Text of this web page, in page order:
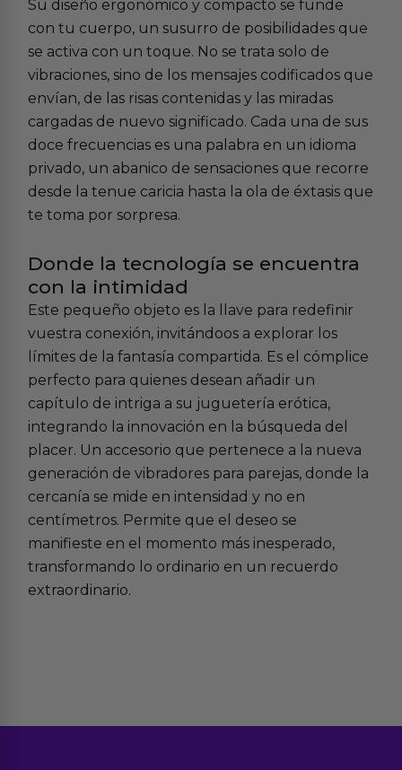
Su diseño ergonómico y compacto se funde
con tu cuerpo, un susurro de posibilidades que
se activa con un toque. No se trata solo de
vibraciones, sino de los mensajes codificados que
envían, de las risas contenidas y las miradas
cargadas de nuevo significado. Cada una de sus
doce frecuencias es una palabra en un idioma
privado, un abanico de sensaciones que recorre
desde la tenue caricia hasta la ola de éxtasis que
te toma por sorpresa.
Donde la tecnología se encuentra
con la intimidad
Este pequeño objeto es la llave para redefinir
vuestra conexión, invitándoos a explorar los
límites de la fantasía compartida. Es el cómplice
perfecto para quienes desean añadir un
capítulo de intriga a su juguetería erótica,
integrando la innovación en la búsqueda del
placer. Un accesorio que pertenece a la nueva
generación devibradores para parejas, donde la
cercanía se mide en intensidad y no en
centímetros. Permite que el deseo se
manifieste en el momento más inesperado,
transformando lo ordinario en un recuerdo
extraordinario.